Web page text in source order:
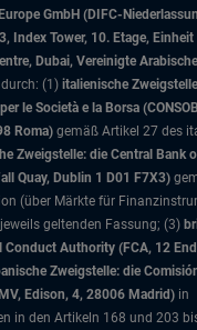
GmbH (DIFC-
Index Tower, 10. Etage,
Dubai, Vereinigte
(1) italienische
le Società e la Borsa
Roma) gemäß Artikel 27 des
Zweigstelle: die Central Bank
Quay, Dublin 1 D01 F7X3)
(über Märkte für
geltenden Fassung; (3)
Conduct Authority (FCA, 12
Zweigstelle: die
Edison, 4, 28006 Madrid) in
in den Artikeln 168 und 203